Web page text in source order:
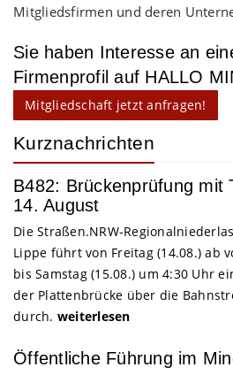
Mitgliedsfirmen und deren
Sie haben Interesse an
Firmenprofil auf HALLO
Mitgliedschaft jetzt anfragen!
Kurznachrichten
B482: Brückenprüfung mit
14. August
Die Straßen.NRW-
Lippe führt von Freitag (14.08.) ab
bis Samstag (15.08.) um 4:30 Uhr
der Plattenbrücke über die
durch. weiterlesen
Öffentliche Führung im